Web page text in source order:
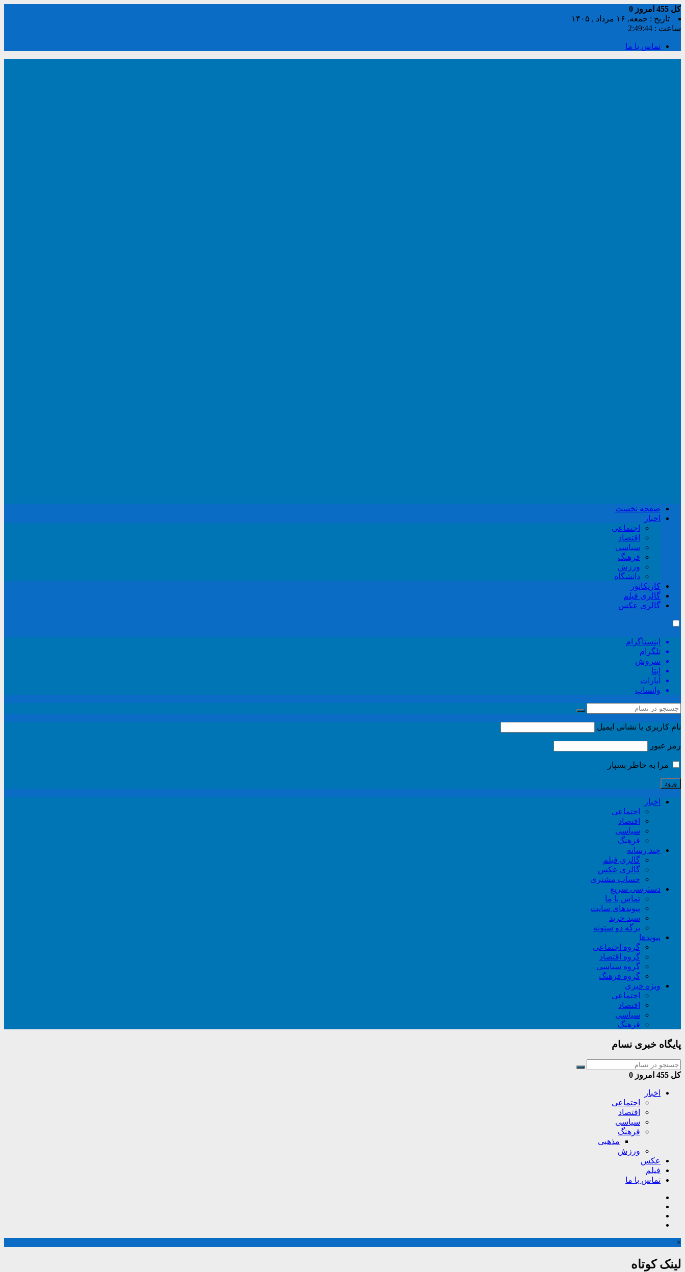
کل امروز 0
تاریخ : جمعه, ۱۶ مرداد , ۱۴۰۵
ساعت : 2:49:44
تماس با ما
صفحه نخست
اخبار
اجتماعی
اقتصاد
سیاسی
فرهنگ
ورزش
دانشگاه
کاریکاتور
گالری فیلم
گالری عکس
اینستاگرام
تلگرام
سروش
ایتا
آپارات
واتساپ
نام کاربری یا نشانی ایمیل
رمز عبور
مرا به خاطر بسپار
اخبار
اجتماعی
اقتصاد
سیاسی
فرهنگ
چند رسانه
گالری فیلم
گالری عکس
حساب مشتری
دسترسی سریع
تماس با ما
پیوندهای سایت
سبد خريد
برگه دو ستونه
پیوندها
گروه اجتماعی
گروه اقتصاد
گروه سیاسی
گروه فرهنگ
ویژه خبری
اجتماعی
اقتصاد
سیاسی
فرهنگ
پایگاه خبری نسام
کل امروز 0
اخبار
اجتماعی
اقتصاد
سیاسی
فرهنگ
مذهبی
ورزش
عکس
فیلم
تماس با ما
×
لینک کوتاه